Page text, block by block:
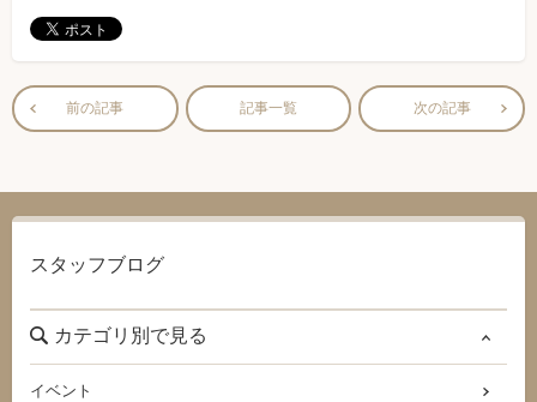
前の記事 記事一覧 次の記事
スタッフブログ
カテゴリ別で見る
イベント